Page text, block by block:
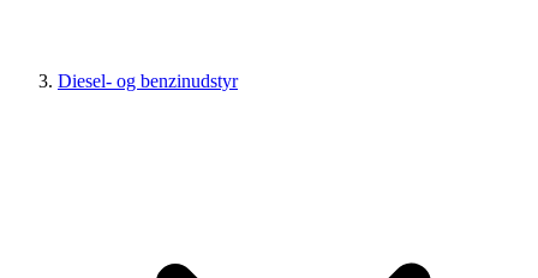
Diesel- og benzinudstyr